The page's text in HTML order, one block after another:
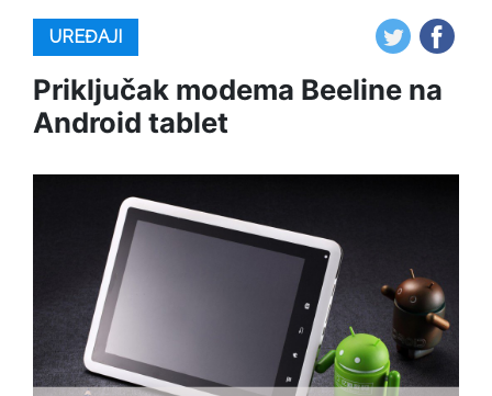
UREĐAJI
Priključak modema Beeline na
Android tablet